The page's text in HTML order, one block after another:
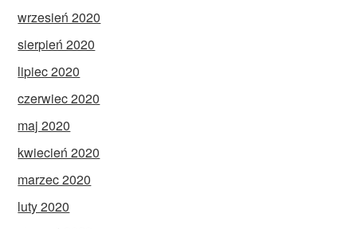
wrzesień 2020
sierpień 2020
lipiec 2020
czerwiec 2020
maj 2020
kwiecień 2020
marzec 2020
luty 2020